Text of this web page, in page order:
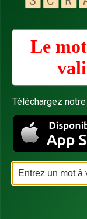
Le
Téléchargez